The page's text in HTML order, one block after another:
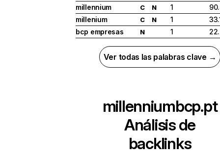
millennium
C N 1
millenium
C N 1
bcp empresas
N 1
Ver todas las palabras clave →
millenniumbcp.pt
Análisis de
backlinks